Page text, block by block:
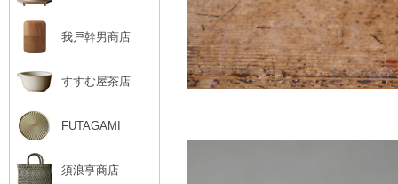
我戸幹男商店
すすむ屋茶店
FUTAGAMI
須浪亨商店